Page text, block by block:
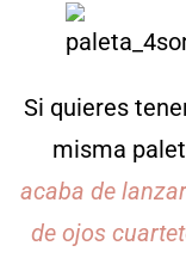
Si quieres
misma
acaba de
de ojos